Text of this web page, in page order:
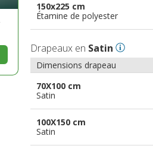
150x225 cm
Étamine de polyester
Drapeaux en Satin
Dimensions drapeau
70X100 cm
Satin
100X150 cm
Satin